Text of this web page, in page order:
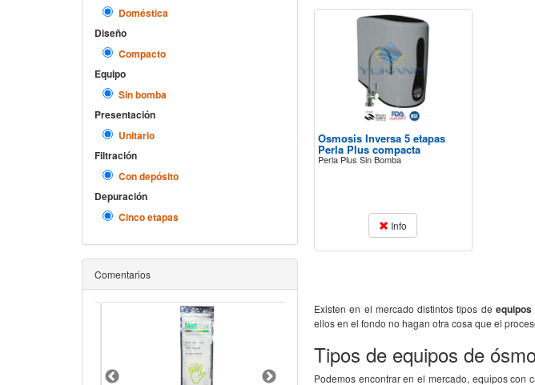
Osmosis Inversa 5 etapas
Perla Plus compacta
Perla Plus Sin Bomba
Info
Existen en el mercado distintos tipos de
ellos en el fondo no hagan otra cosa que el
Tipos de equipos de
Podemos encontrar en el mercado, equipos
Doméstica
Diseño
Compacto
Equipo
Sin bomba
Presentación
Unitario
Filtración
Con depósito
Depuración
Cinco etapas
Comentarios